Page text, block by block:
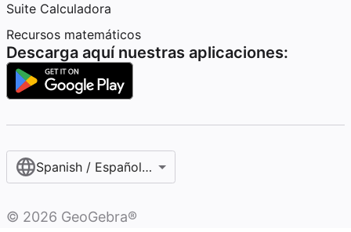
Suite Calculadora
Recursos matemáticos
Descarga aquí nuestras aplicaciones:
Spanish / Español (internacional)
© 2026 GeoGebra®